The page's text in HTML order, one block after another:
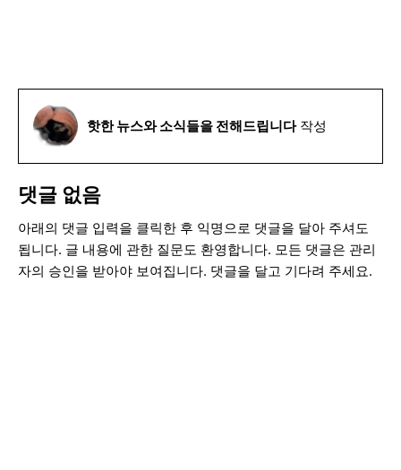
핫한 뉴스와 소식들을 전해드립니다작성
댓글 없음
아래의 댓글 입력을 클릭한 후 익명으로 댓글을 달아 주셔도
됩니다. 글 내용에 관한 질문도 환영합니다. 모든 댓글은 관리
자의 승인을 받아야 보여집니다. 댓글을 달고 기다려 주세요.